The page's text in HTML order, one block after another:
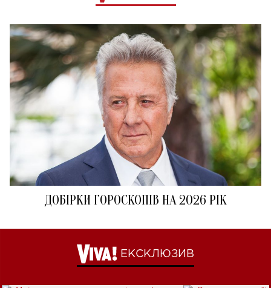
ДОБІРКИ ГОРОСКОПІВ НА 2026 РІК
ЕКСКЛЮЗИВ